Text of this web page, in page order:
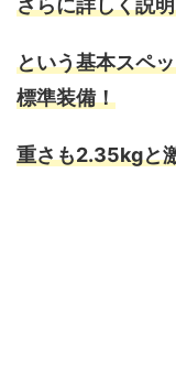
さらに詳しく説
という基本スペ
標準装備！
重さも2.35kgと